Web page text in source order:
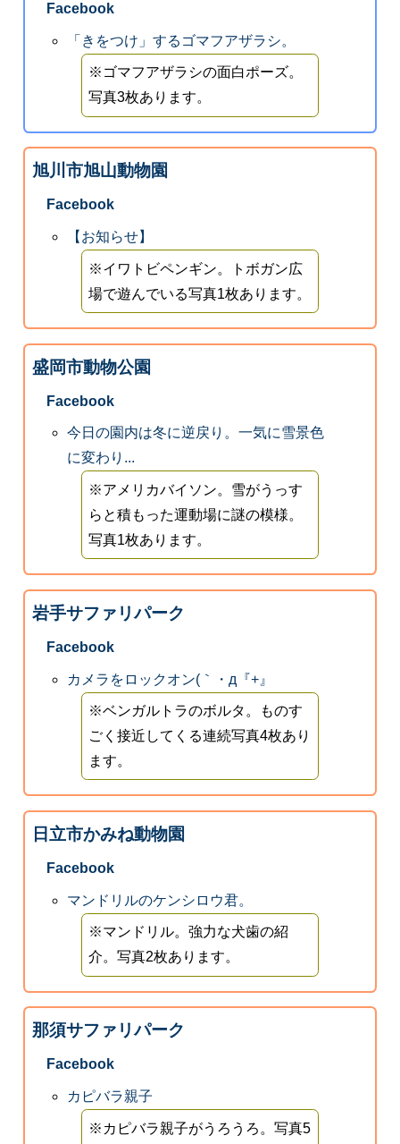
Facebook
「きをつけ」するゴマフアザラシ。
※ゴマフアザラシの面白ポーズ。
写真3枚あります。
旭川市旭山動物園
Facebook
【お知らせ】
※イワトビペンギン。トボガン広
場で遊んでいる写真1枚あります。
盛岡市動物公園
Facebook
今日の園内は冬に逆戻り。一気に雪景色
に変わり...
※アメリカバイソン。雪がうっす
らと積もった運動場に謎の模様。
写真1枚あります。
岩手サファリパーク
Facebook
カメラをロックオン(｀・д『+』
※ベンガルトラのボルタ。ものす
ごく接近してくる連続写真4枚あり
ます。
日立市かみね動物園
Facebook
マンドリルのケンシロウ君。
※マンドリル。強力な犬歯の紹
介。写真2枚あります。
那須サファリパーク
Facebook
カピバラ親子
※カピバラ親子がうろうろ。写真5